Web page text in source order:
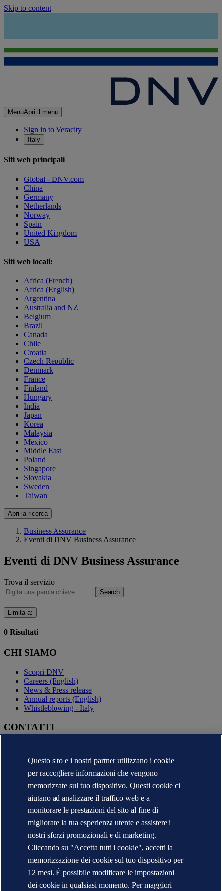
Skip to content
MenuApri il menu
Sign in to Veracity
Italy
Siti web principali
Global - DNV.com
China
Germany
Netherlands
Norway
Spain
United Kingdom
USA
Siti web locali:
Africa (French)
Africa (English)
Argentina
Australia and NZ
Belgium
Brazil
Canada
Chile
Croatia
Czech Republic
Denmark
France
Finland
Hungary
India
Japan
Korea
Malaysia
Mexico
Middle East
Poland
Singapore
Slovakia
Sweden
Taiwan
Apri la ricerca
Business Assurance
Eventi di DNV Business Assurance
Eventi di DNV Business Assurance
Trova il servizio
Search
Limita a:
0 Risultati
CHI SIAMO
Scopri DNV
Careers (English)
News & Press release
Annual reports (English)
Whistleblowing - Italy
CONTATTI
Contatti per la stampa
Segnalazioni e Reclami
Cambio Ragione Sociale
indirizzo posta certificata
Veracity (English)
Informativa sulla privacy
Condizioni d'uso
Copyright © DNV 2026
DNV* in Italia - Ragioni Sociali e Partite I.V.A.
Informazioni sui cookies
Questo sito e i nostri partner utilizzano i cookie
per raccogliere informazioni che vengono
memorizzate sul tuo dispositivo. Questi cookie ci
aiutano ad analizzare il traffico web e a
monitorare le prestazioni del sito al fine di
migliorare la tua esperienza utente e assistere i
nostri sforzi promozionali e di marketing.
Cliccando su "Accetta tutti i cookie", accetti la
memorizzazione dei cookie sul tuo dispositivo per
12 mesi. È possibile modificare le impostazioni
dei cookie in qualsiasi momento. Per maggiori